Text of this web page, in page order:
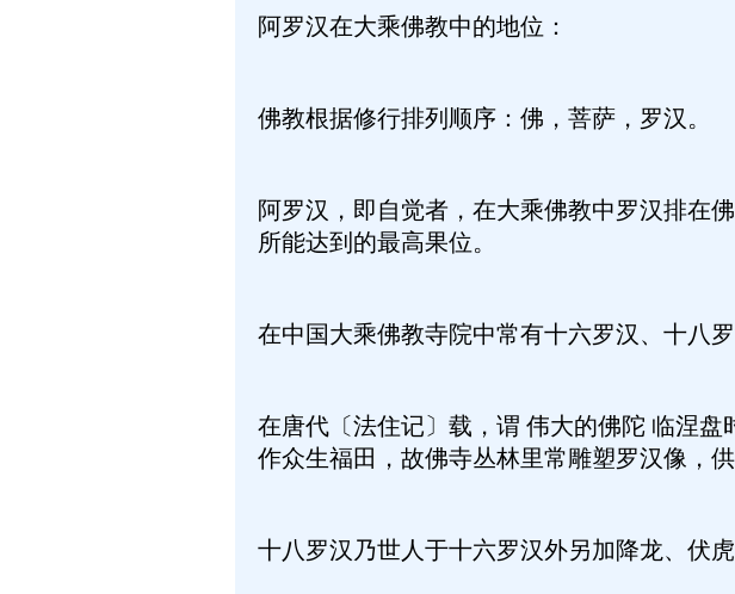
阿罗汉在大乘佛教中的地位：
佛教根据修行排列顺序：佛，菩萨，罗汉。
阿罗汉，即自觉者，在大乘佛教中罗汉排在
所能达到的最高果位。
在中国大乘佛教寺院中常有十六罗汉、十八罗
在唐代〔法住记〕载，谓 伟大的佛陀 临涅
作众生福田，故佛寺丛林里常雕塑罗汉像，供
十八罗汉乃世人于十六罗汉外另加降龙、伏虎